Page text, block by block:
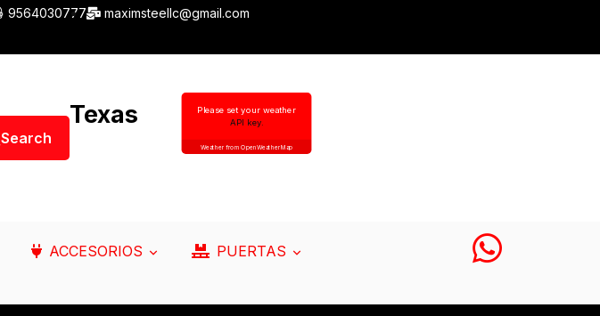
9564030777 maximsteellc@gmail.com
Search
Texas
Please set your weather
API key.
Weather from OpenWeatherMap
ACCESORIOS PUERTAS